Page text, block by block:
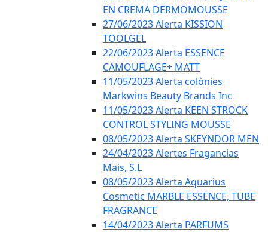
EN CREMA DERMOMOUSSE
27/06/2023 Alerta KISSION
TOOLGEL
22/06/2023 Alerta ESSENCE
CAMOUFLAGE+ MATT
11/05/2023 Alerta colònies
Markwins Beauty Brands Inc
11/05/2023 Alerta KEEN STROCK
CONTROL STYLING MOUSSE
08/05/2023 Alerta SKEYNDOR MEN
24/04/2023 Alertes Fragancias
Mais, S.L
08/05/2023 Alerta Aquarius
Cosmetic MARBLE ESSENCE, TUBE
FRAGRANCE
14/04/2023 Alerta PARFUMS